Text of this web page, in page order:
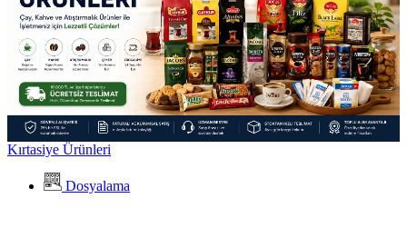
Kırtasiye Ürünleri
Dosyalama